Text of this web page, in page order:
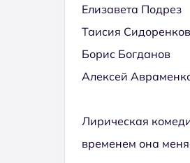
Елизавета Подрез
Таисия
Борис Богданов
Алексей
Лирическая
временем она